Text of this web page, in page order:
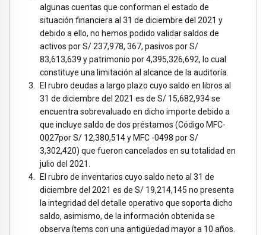
algunas cuentas que conforman el estado de
situación financiera al 31 de diciembre del 2021 y
debido a ello, no hemos podido validar saldos de
activos por S/ 237,978, 367, pasivos por S/
83,613,639 y patrimonio por 4,395,326,692, lo cual
constituye una limitación al alcance de la auditoría.
El rubro deudas a largo plazo cuyo saldo en libros al
31 de diciembre del 2021 es de S/ 15,682,934 se
encuentra sobrevaluado en dicho importe debido a
que incluye saldo de dos préstamos (Código MFC-
0027por S/ 12,380,514 y MFC -0498 por S/
3,302,420) que fueron cancelados en su totalidad en
julio del 2021.
El rubro de inventarios cuyo saldo neto al 31 de
diciembre del 2021 es de S/ 19,214,145 no presenta
la integridad del detalle operativo que soporta dicho
saldo, asimismo, de la información obtenida se
observa ítems con una antigüedad mayor a 10 años.